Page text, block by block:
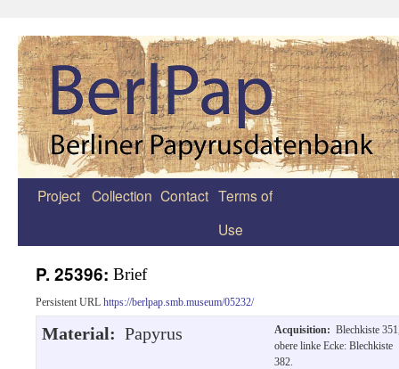
Zum
Project Collection Contact Terms of
Use
P. 25396: Brief
Persistent URL https://berlpap.smb.museum/05232/
Material: Papyrus Acquisition: Blechkiste
obere linke Ecke: Blechkiste
382.